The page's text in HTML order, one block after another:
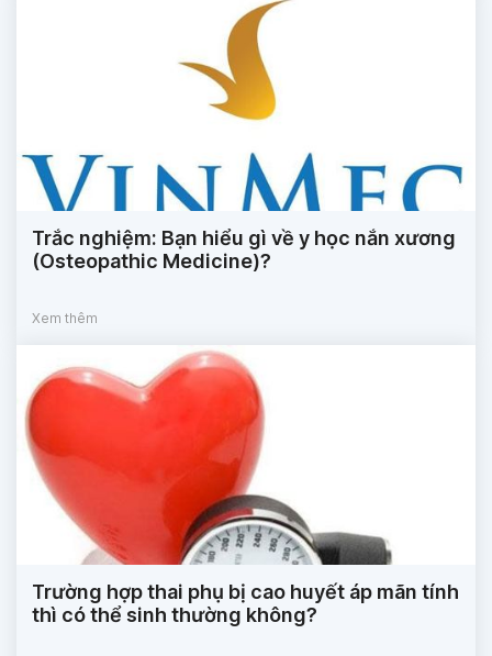
Trắc nghiệm: Bạn hiểu gì về y học nắn xương
(Osteopathic Medicine)?
Xem thêm
Trường hợp thai phụ bị cao huyết áp mãn tính
thì có thể sinh thường không?